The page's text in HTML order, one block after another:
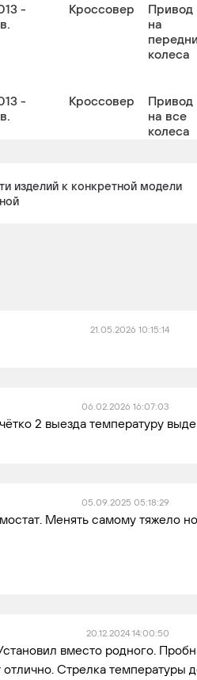
-
Кроссовер
Привод
на
колеса
-
Кроссовер
Привод
на все
колеса
изделий к конкретной модели
21.05.2026 10:15:14
06.02.2026 16:07:03
2 выезда температуру
05.09.2025 05:18:29
Менять самому тяжело но
20.12.2024 14:00:50
вместо родного.
отлично. Стрелка температуры